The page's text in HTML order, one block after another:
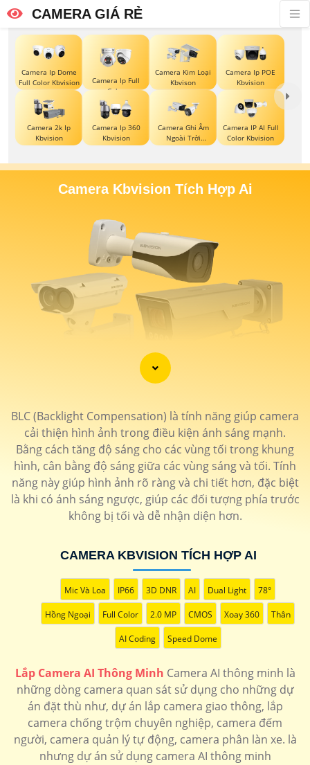
CAMERA GIÁ RẺ
Camera Ip Dome
Full Color Kbvision
Camera Ip Full
Color
Camera Kim Loại
Kbvison
Camera Ip POE
Kbvision
Camera 2k Ip
Kbvision
Camera Ip 360
Kbvision
Camera Ghi Âm
Ngoài Trời
Kbvision
Camera IP AI Full
Color Kbvision
Camera Kbvision Tích Hợp Ai
BLC (Backlight Compensation) là tính năng giúp camera
cải thiện hình ảnh trong điều kiện ánh sáng mạnh.
Bằng cách tăng độ sáng cho các vùng tối trong khung
hình, cân bằng độ sáng giữa các vùng sáng và tối. Tính
năng này giúp hình ảnh rõ ràng và chi tiết hơn, đặc biệt
là khi có ánh sáng ngược, giúp các đối tượng phía trước
không bị tối và dễ nhận diện hơn.
CAMERA KBVISION TÍCH HỢP AI
Mic Và Loa IP66 3D DNR AI Dual Light 78°
Hồng Ngoại Full Color 2.0 MP CMOS Xoay 360 Thân
AI Coding Speed Dome
Lắp Camera AI Thông Minh Camera AI thông minh là
những dòng camera quan sát sử dụng cho những dự
án đặt thù như, dự án lắp camera giao thông, lắp
camera chống trộm chuyên nghiệp, camera đếm
người, camera quản lý tự động, camera phân làn xe. là
nhưng dự án sử dụng camera AI thông minh